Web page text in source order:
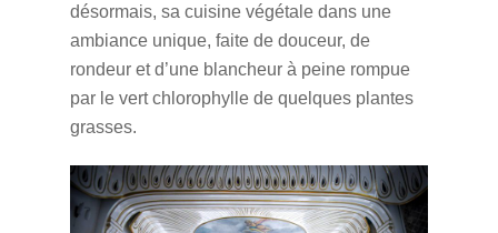
désormais, sa cuisine végétale dans une
ambiance unique, faite de douceur, de
rondeur et d’une blancheur à peine rompue
par le vert chlorophylle de quelques plantes
grasses.